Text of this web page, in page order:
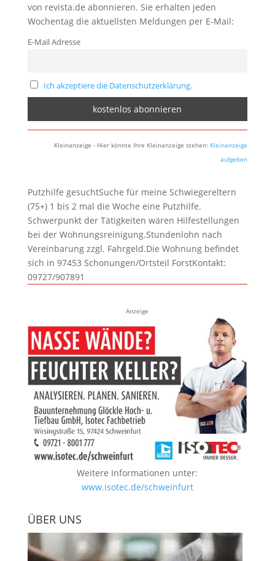
von revista.de abonnieren. Sie erhalten jeden
Wochentag die aktuellsten Meldungen per E-Mail:
E-Mail Adresse
Ich akzeptiere die Datenschutzerklärung.
Kleinanzeige - Hier könnte Ihre Kleinanzeige stehen: Kleinanzeige
aufgeben
Putzhilfe gesuchtSuche für meine Schwiegereltern
(75+) 1 bis 2 mal die Woche eine Putzhilfe.
Schwerpunkt der Tätigkeiten wären Hilfestellungen
bei der Wohnungsreinigung.Stundenlohn nach
Vereinbarung zzgl. Fahrgeld.Die Wohnung befindet
sich in 97453 Schonungen/Ortsteil ForstKontakt:
09727/907891
Anzeige
Weitere Informationen unter:
www.isotec.de/schweinfurt
ÜBER UNS